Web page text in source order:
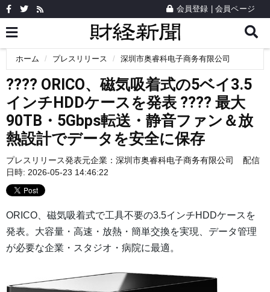
会員登録 会員ページ
ホーム プレスリリース 深圳市奥睿科电子商务有限公司
???? ORICO、磁気吸着式の5ベイ3.5
インチHDDケースを発表 ???? 最大
90TB・5Gbps転送・静音ファン＆放
熱設計でデータを安全に保存
プレスリリース発表元企業： 深圳市奥睿科电子商务有限公司
配信
日時: 2026-05-23 14:46:22
ORICO、磁気吸着式で工具不要の3.5インチHDDケースを
発表。大容量・高速・放熱・簡単交換を実現、データ管理
が必要な企業・スタジオ・病院に最適。